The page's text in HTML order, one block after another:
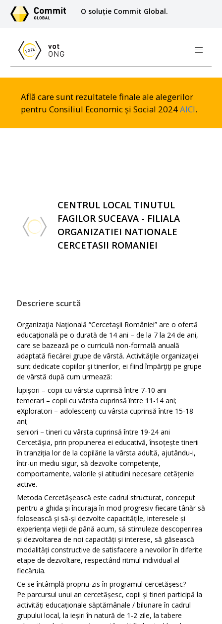
O soluție Commit Global.
Află care sunt rezultatele finale ale alegerilor
pentru Consiliul Economic și Social 2024AICI.
CENTRUL LOCAL TINUTUL
FAGILOR SUCEAVA - FILIALA
ORGANIZATIEI NATIONALE
CERCETASII ROMANIEI
Descriere scurtă
Organizaţia Naţională “Cercetaşii României” are o ofertă
educaţională pe o durată de 14 ani – de la 7 la 24 de ani,
care se bazează pe o curriculă non-formală anuală
adaptată fiecărei grupe de vârstă. Activităţile organizaţiei
sunt dedicate copiilor şi tinerilor, ei fiind împărţiţi pe grupe
de vârstă după cum urmează:
lupişori – copii cu vârsta cuprinsă între 7-10 ani
temerari – copii cu vârsta cuprinsă între 11-14 ani;
eXploratori – adolescenţi cu vârsta cuprinsă între 15-18
ani;
seniori – tineri cu vârsta cuprinsă între 19-24 ani
Cercetășia, prin propunerea ei educativă, însoțește tinerii
în tranziția lor de la copilărie la vârsta adultă, ajutându-i,
într-un mediu sigur, să dezvolte competențe,
comportamente, valorile și atitudini necesare cetățeniei
active.
Metoda Cercetășească este cadrul structurat, conceput
pentru a ghida și încuraja în mod progresiv fiecare tânăr să
folosească și să-și dezvolte capacitățile, interesele și
experiența vieții de până acum, să stimuleze descoperirea
și dezvoltarea de noi capacități și interese, să găsească
modalități constructive de satisfacere a nevoilor în diferite
etape de dezvoltare, respectând ritmul individual al
fiecăruia.
Ce se întâmplă propriu-zis în programul cercetășesc?
Pe parcursul unui an cercetășesc, copii și tineri participă la
activități educaționale săptămânale / bilunare în cadrul
grupului local, la ieșiri în natură de 1-2 zile, la tabere